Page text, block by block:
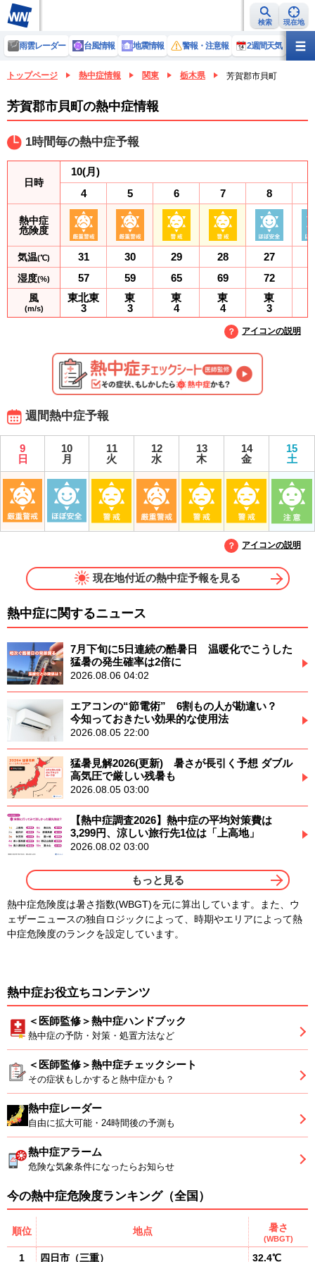
検索 現在地
雨雲レーダー 台風情報 地震情報 警報・注意報 2週間天気 ラ
トップページ 熱中症情報 関東 栃木県 芳賀郡市貝町
芳賀郡市貝町の熱中症情報
1時間毎の熱中症予報
日時
熱中症
危険度
気温(℃)
湿度(%)
風
(m/s)
10(月)
4
31
57
東北東
3
5
30
59
東
3
6
29
65
東
4
7
28
69
東
4
8
27
72
東
3
アイコンの説明
週間熱中症予報
9
日
10
月
11
火
12
水
13
木
14
金
15
土
アイコンの説明
現在地付近の熱中症予報を見る
熱中症に関するニュース
7月下旬に5日連続の酷暑日 温暖化でこうした
猛暑の発生確率は2倍に
2026.08.06 04:02
エアコンの“節電術” 6割もの人が勘違い？
今知っておきたい効果的な使用法
2026.08.05 22:00
猛暑見解2026(更新) 暑さが長引く予想 ダブル
高気圧で厳しい残暑も
2026.08.05 03:00
【熱中症調査2026】熱中症の平均対策費は
3,299円、涼しい旅行先1位は「上高地」
2026.08.02 03:00
もっと見る
熱中症危険度は暑さ指数(WBGT)を元に算出しています。また、ウ
ェザーニュースの独自ロジックによって、時期やエリアによって熱
中症危険度のランクを設定しています。
熱中症お役立ちコンテンツ
＜医師監修＞熱中症ハンドブック
熱中症の予防・対策・処置方法など
＜医師監修＞熱中症チェックシート
その症状もしかすると熱中症かも？
熱中症レーダー
自由に拡大可能・24時間後の予測も
熱中症アラーム
危険な気象条件になったらお知らせ
今の熱中症危険度ランキング（全国）
順位 地点 暑さ
(WBGT)
1 四日市 （三重） 32.4℃